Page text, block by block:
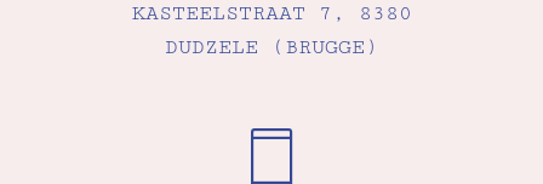
KASTEELSTRAAT 7, 8380
DUDZELE (BRUGGE)